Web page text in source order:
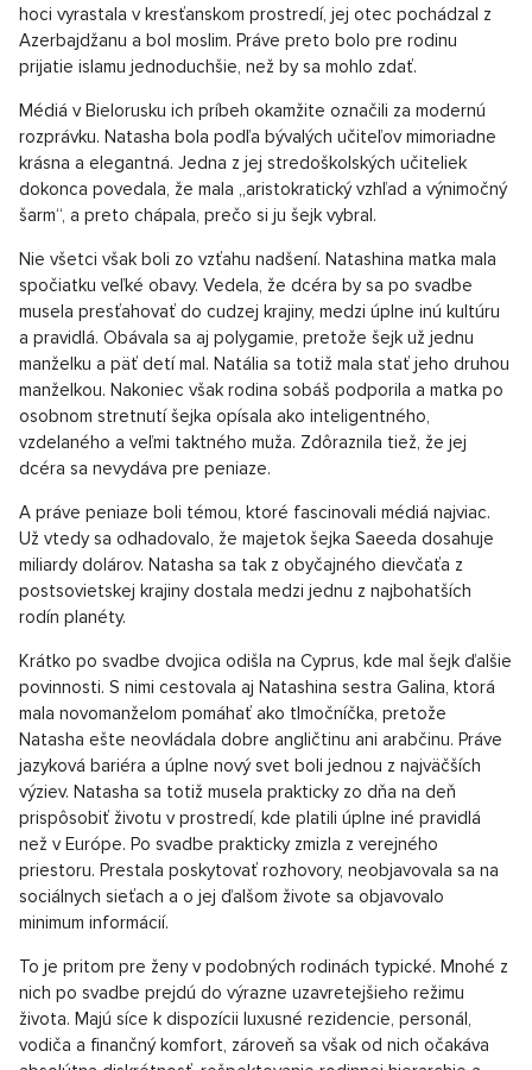
hoci vyrastala v kresťanskom prostredí, jej otec pochádzal z
Azerbajdžanu a bol moslim. Práve preto bolo pre rodinu
prijatie islamu jednoduchšie, než by sa mohlo zdať.
Médiá v Bielorusku ich príbeh okamžite označili za modernú
rozprávku. Natasha bola podľa bývalých učiteľov mimoriadne
krásna a elegantná. Jedna z jej stredoškolských učiteliek
dokonca povedala, že mala „aristokratický vzhľad a výnimočný
šarm“, a preto chápala, prečo si ju šejk vybral.
Nie všetci však boli zo vzťahu nadšení. Natashina matka mala
spočiatku veľké obavy. Vedela, že dcéra by sa po svadbe
musela presťahovať do cudzej krajiny, medzi úplne inú kultúru
a pravidlá. Obávala sa aj polygamie, pretože šejk už jednu
manželku a päť detí mal. Natália sa totiž mala stať jeho druhou
manželkou. Nakoniec však rodina sobáš podporila a matka po
osobnom stretnutí šejka opísala ako inteligentného,
vzdelaného a veľmi taktného muža. Zdôraznila tiež, že jej
dcéra sa nevydáva pre peniaze.
A práve peniaze boli témou, ktoré fascinovali médiá najviac.
Už vtedy sa odhadovalo, že majetok šejka Saeeda dosahuje
miliardy dolárov. Natasha sa tak z obyčajného dievčaťa z
postsovietskej krajiny dostala medzi jednu z najbohatších
rodín planéty.
Krátko po svadbe dvojica odišla na Cyprus, kde mal šejk ďalšie
povinnosti. S nimi cestovala aj Natashina sestra Galina, ktorá
mala novomanželom pomáhať ako tlmočníčka, pretože
Natasha ešte neovládala dobre angličtinu ani arabčinu. Práve
jazyková bariéra a úplne nový svet boli jednou z najväčších
výziev. Natasha sa totiž musela prakticky zo dňa na deň
prispôsobiť životu v prostredí, kde platili úplne iné pravidlá
než v Európe. Po svadbe prakticky zmizla z verejného
priestoru. Prestala poskytovať rozhovory, neobjavovala sa na
sociálnych sieťach a o jej ďalšom živote sa objavovalo
minimum informácií.
To je pritom pre ženy v podobných rodinách typické. Mnohé z
nich po svadbe prejdú do výrazne uzavretejšieho režimu
života. Majú síce k dispozícii luxusné rezidencie, personál,
vodiča a finančný komfort, zároveň sa však od nich očakáva